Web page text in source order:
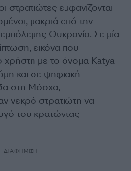
στρατιώτες εμφανίζονται
μακριά από την
εμπόλεμης Ουκρανία. Σε μία
εικόνα που
χρήστη με το όνομα Katya
και σε ψηφιακή
στη Μόσχα,
νεκρό στρατιώτη να
του κρατώντας
ΔΙΑΦΗΜΙΣΗ